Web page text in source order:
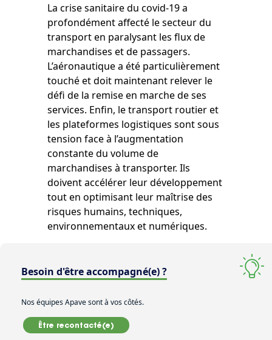
La crise sanitaire du covid-19 a
profondément affecté le secteur du
transport en paralysant les flux de
marchandises et de passagers.
L’aéronautique a été particulièrement
touché et doit maintenant relever le
défi de la remise en marche de ses
services. Enfin, le transport routier et
les plateformes logistiques sont sous
tension face à l’augmentation
constante du volume de
marchandises à transporter. Ils
doivent accélérer leur développement
tout en optimisant leur maîtrise des
risques humains, techniques,
environnementaux et numériques.
Besoin d'être accompagné(e) ?
Nos équipes Apave sont à vos côtés.
Être recontacté(e)